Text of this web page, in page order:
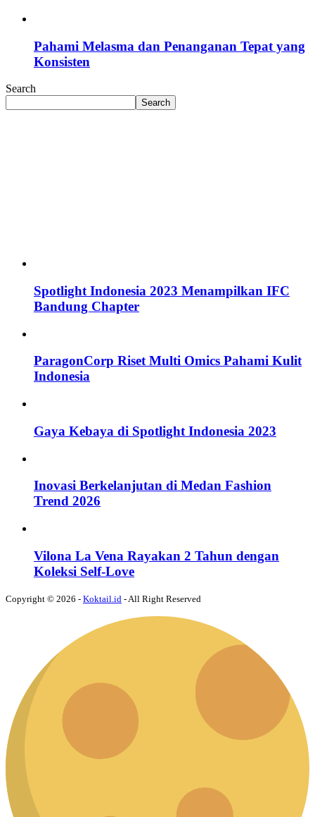
Pahami Melasma dan Penanganan Tepat yang
Konsisten
Search
Search
Spotlight Indonesia 2023 Menampilkan IFC
Bandung Chapter
ParagonCorp Riset Multi Omics Pahami Kulit
Indonesia
Gaya Kebaya di Spotlight Indonesia 2023
Inovasi Berkelanjutan di Medan Fashion
Trend 2026
Vilona La Vena Rayakan 2 Tahun dengan
Koleksi Self-Love
Copyright © 2026 - Koktail.id - All Right Reserved